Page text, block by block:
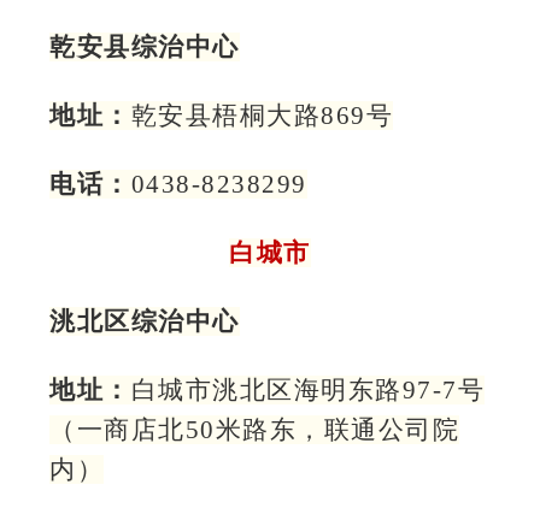
乾安县综治中心
地址： 乾安县梧桐大路869号
电话： 0438-8238299
白城市
洮北区综治中心
地址： 白城市洮北区海明东路97-7号
（一商店北50米路东，联通公司院
内）